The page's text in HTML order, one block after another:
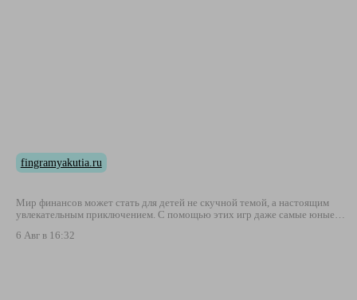
fingramyakutia.ru
Мир финансов может стать для детей не скучной темой, а настоящим
увлекательным приключением. С помощью этих игр даже самые юные…
6 Авг в 16:32